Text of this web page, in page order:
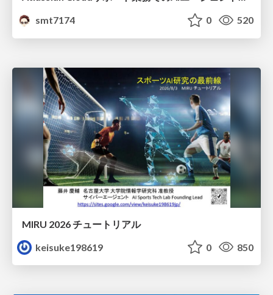
smt7174
0 520
MIRU 2026 チュートリアル
keisuke198619
0 850